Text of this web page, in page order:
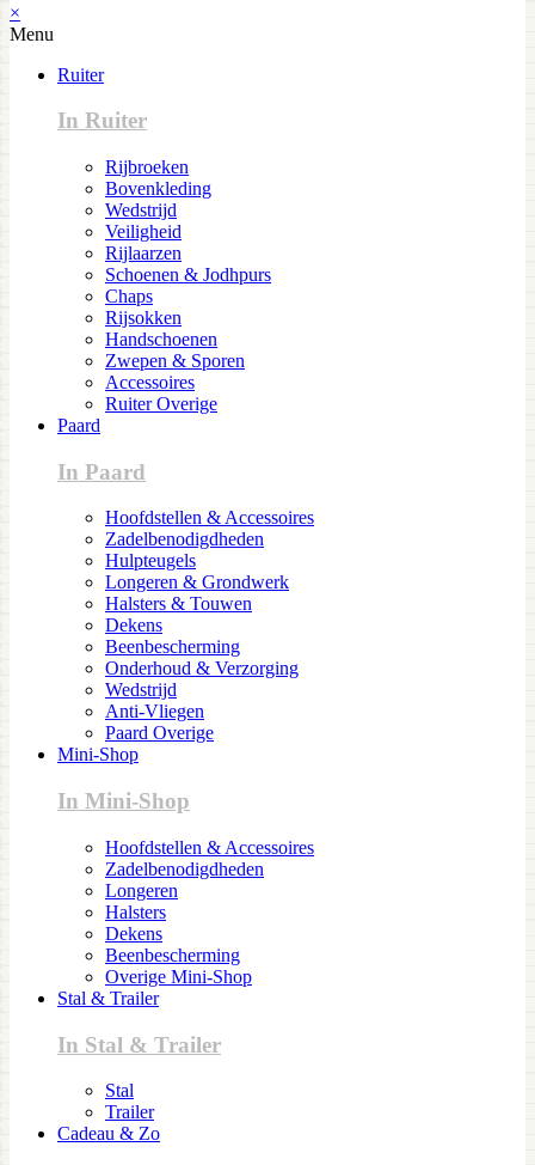
×
Menu
Ruiter
In Ruiter
Rijbroeken
Bovenkleding
Wedstrijd
Veiligheid
Rijlaarzen
Schoenen & Jodhpurs
Chaps
Rijsokken
Handschoenen
Zwepen & Sporen
Accessoires
Ruiter Overige
Paard
In Paard
Hoofdstellen & Accessoires
Zadelbenodigdheden
Hulpteugels
Longeren & Grondwerk
Halsters & Touwen
Dekens
Beenbescherming
Onderhoud & Verzorging
Wedstrijd
Anti-Vliegen
Paard Overige
Mini-Shop
In Mini-Shop
Hoofdstellen & Accessoires
Zadelbenodigdheden
Longeren
Halsters
Dekens
Beenbescherming
Overige Mini-Shop
Stal & Trailer
In Stal & Trailer
Stal
Trailer
Cadeau & Zo